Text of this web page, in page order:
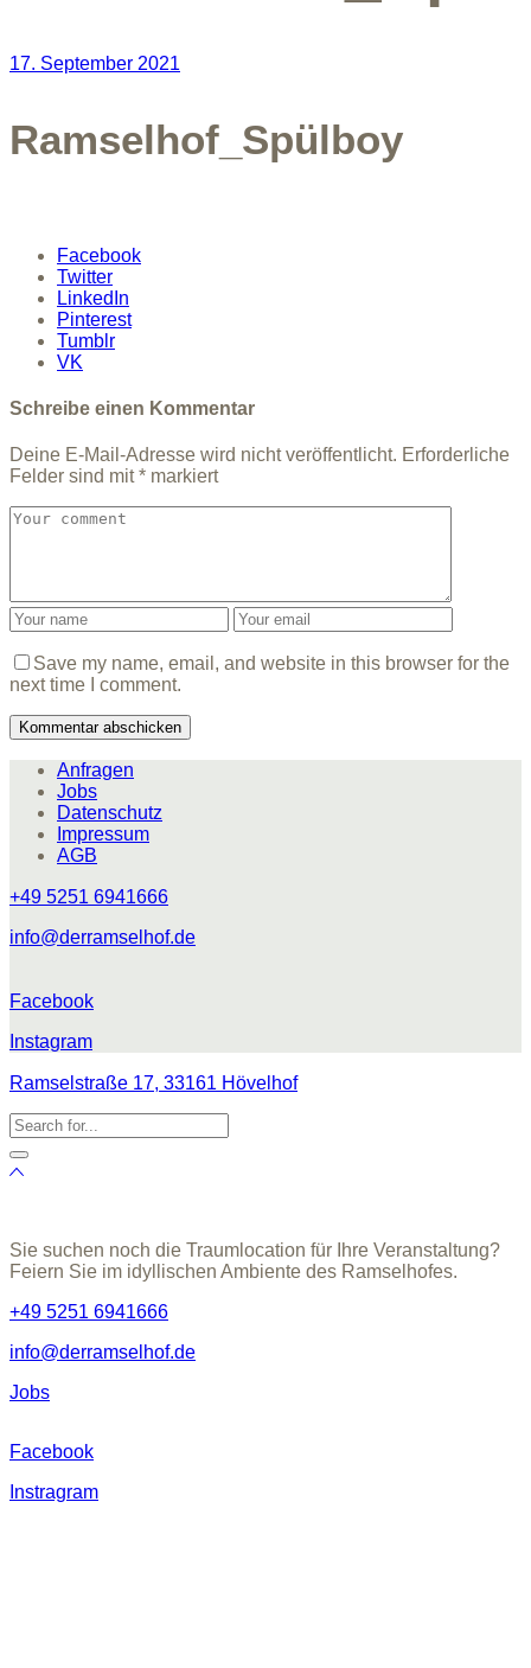
17. September 2021
Ramselhof_Spülboy
Facebook
Twitter
LinkedIn
Pinterest
Tumblr
VK
Schreibe einen Kommentar
Deine E-Mail-Adresse wird nicht veröffentlicht. Erforderliche
Felder sind mit* markiert
Save my name, email, and website in this browser for the
next time I comment.
Anfragen
Jobs
Datenschutz
Impressum
AGB
+49 5251 6941666
info@derramselhof.de
Facebook
Instagram
Ramselstraße 17, 33161 Hövelhof
Sie suchen noch die Traumlocation für Ihre Veranstaltung?
Feiern Sie im idyllischen Ambiente des Ramselhofes.
+49 5251 6941666
info@derramselhof.de
Jobs
Facebook
Instragram